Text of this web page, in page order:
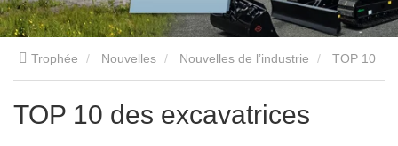
Trophée Nouvelles Nouvelles de l’industrie
TOP 10 des excavatrices